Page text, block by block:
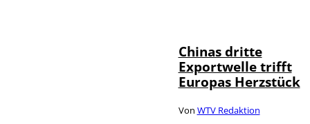
Chinas dritte
Exportwelle trifft
Europas Herzstück
Von WTV Redaktion